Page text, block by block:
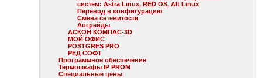
систем: Astra Linux, RED OS, Alt Linux
Перевод в конфигурацию
Смена сетевитости
Апгрейды
АСКОН КОМПАС-3D
МОЙ ОФИС
POSTGRES PRO
РЕД СОФТ
Программное обеспечение
Термошкафы IP PROM
Специальные цены